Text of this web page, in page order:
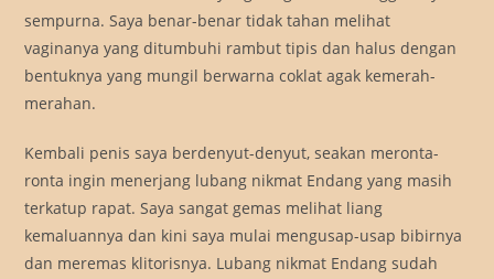
sempurna. Saya benar-benar tidak tahan melihat
vaginanya yang ditumbuhi rambut tipis dan halus dengan
bentuknya yang mungil berwarna coklat agak kemerah-
merahan.
Kembali penis saya berdenyut-denyut, seakan meronta-
ronta ingin menerjang lubang nikmat Endang yang masih
terkatup rapat. Saya sangat gemas melihat liang
kemaluannya dan kini saya mulai mengusap-usap bibirnya
dan meremas klitorisnya. Lubang nikmat Endang sudah